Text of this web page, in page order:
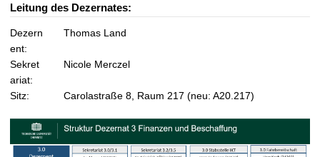
Leitung des Dezernates:
Dezern
ent:
Thomas Land
Sekret
ariat:
Nicole Merczel
Sitz: Carolastraße 8, Raum 217 (neu: A20.217)